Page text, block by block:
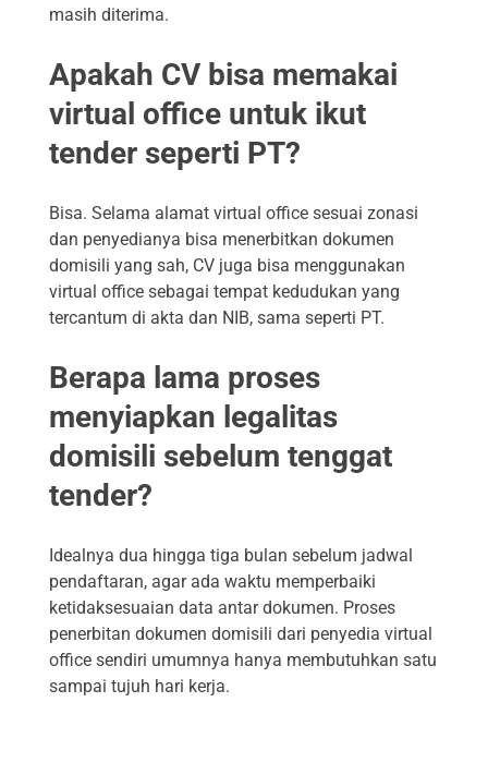
masih diterima.
Apakah CV bisa memakai
virtual office untuk ikut
tender seperti PT?
Bisa. Selama alamat virtual office sesuai zonasi
dan penyedianya bisa menerbitkan dokumen
domisili yang sah, CV juga bisa menggunakan
virtual office sebagai tempat kedudukan yang
tercantum di akta dan NIB, sama seperti PT.
Berapa lama proses
menyiapkan legalitas
domisili sebelum tenggat
tender?
Idealnya dua hingga tiga bulan sebelum jadwal
pendaftaran, agar ada waktu memperbaiki
ketidaksesuaian data antar dokumen. Proses
penerbitan dokumen domisili dari penyedia virtual
office sendiri umumnya hanya membutuhkan satu
sampai tujuh hari kerja.